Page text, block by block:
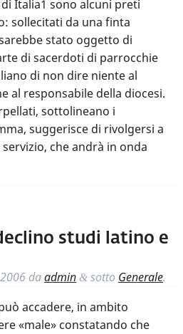
Italia1 sono alcuni preti
sollecitati da una finta
stato oggetto di
di sacerdoti di parrocchie
di non dire niente al
al responsabile della diocesi.
sottolineano i
suggerisce di rivolgersi a
che andrà in onda
studi latino e
daadmin & sotto Generale.
accadere, in ambito
«male» constatando che